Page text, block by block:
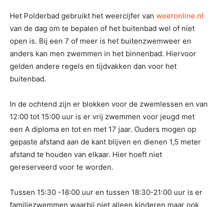
Het Polderbad gebruikt het weercijfer van weeronline.nl
van de dag om te bepalen of het buitenbad wel of niet
open is. Bij een 7 of meer is het buitenzwemweer en
anders kan men zwemmen in het binnenbad. Hiervoor
gelden andere regels en tijdvakken dan voor het
buitenbad.
In de ochtend zijn er blokken voor de zwemlessen en van
12:00 tot 15:00 uur is er vrij zwemmen voor jeugd met
een A diploma en tot en met 17 jaar. Ouders mogen op
gepaste afstand aan de kant blijven en dienen 1,5 meter
afstand te houden van elkaar. Hier hoeft niet
gereserveerd voor te worden.
Tussen 15:30 -18:00 uur en tussen 18:30-21:00 uur is er
familiezwemmen waarbij niet alleen kinderen maar ook